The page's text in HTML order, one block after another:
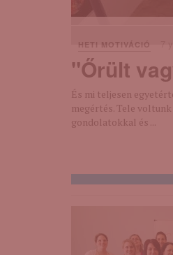
HETI MOTIVÁCIÓ 7
"Őrült
És mi teljesen
megértés. Tele
gondolatokkal és ...